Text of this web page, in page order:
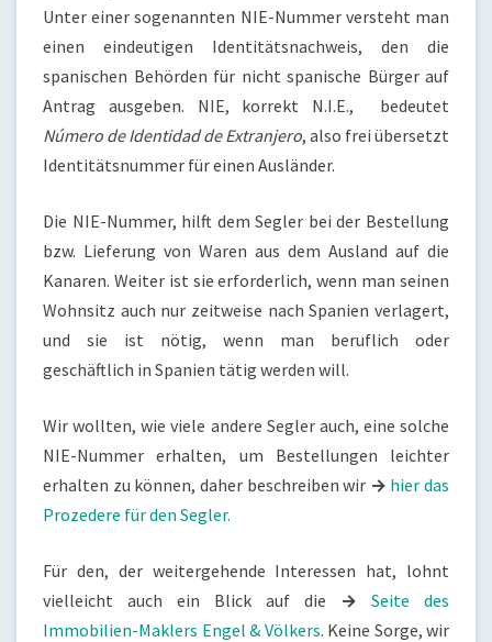
Unter einer sogenannten NIE-Nummer versteht man
einen eindeutigen Identitätsnachweis, den die
spanischen Behörden für nicht spanische Bürger auf
Antrag ausgeben. NIE, korrekt N.I.E., bedeutet
Número de Identidad de Extranjero, also frei übersetzt
Identitätsnummer für einen Ausländer.
Die NIE-Nummer, hilft dem Segler bei der Bestellung
bzw. Lieferung von Waren aus dem Ausland auf die
Kanaren. Weiter ist sie erforderlich, wenn man seinen
Wohnsitz auch nur zeitweise nach Spanien verlagert,
und sie ist nötig, wenn man beruflich oder
geschäftlich in Spanien tätig werden will.
Wir wollten, wie viele andere Segler auch, eine solche
NIE-Nummer erhalten, um Bestellungen leichter
erhalten zu können, daher beschreiben wir → hier das
Prozedere für den Segler.
Für den, der weitergehende Interessen hat, lohnt
vielleicht auch ein Blick auf die →
Seite des
Immobilien-Maklers Engel & Völkers. Keine Sorge, wir